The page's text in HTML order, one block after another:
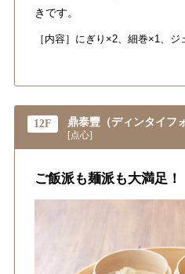
きです。
［内容］にぎり×2、細巻×1、
12F 鼎泰豐（ディンタイフ
[点心]
ご飯派も麺派も大満足！